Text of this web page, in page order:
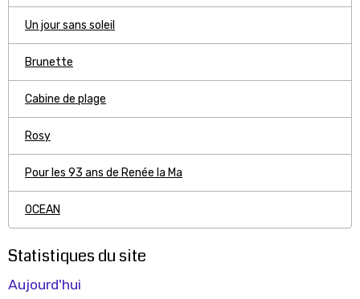
Un jour sans soleil
Brunette
Cabine de plage
Rosy
Pour les 93 ans de Renée la Ma
OCEAN
Statistiques du site
Aujourd'hui